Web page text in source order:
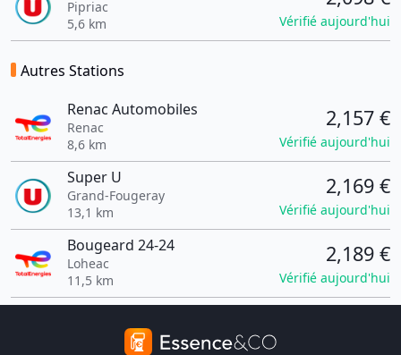
Pipriac
5,6 km
Vérifié aujourd'hui
Autres Stations
Renac Automobiles
Renac
8,6 km
2,157 €
Vérifié aujourd'hui
Super U
Grand-Fougeray
13,1 km
2,169 €
Vérifié aujourd'hui
Bougeard 24-24
Loheac
11,5 km
2,189 €
Vérifié aujourd'hui